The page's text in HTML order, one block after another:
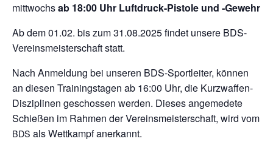
mitt­wochsab 18:00 Uhr Luft­druck-Pis­tole und ‑Gewehr
Ab dem 01.02. bis zum 31.08.2025 fin­det unsere BDS-
Ver­eins­meis­ter­schaft statt.
Nach Anmel­dung bei unse­ren BDS-Sport­lei­ter, kön­nen
an die­sen Trai­nings­ta­gen ab 16:00 Uhr, die Kurz­waf­fen-
Dis­zi­pli­nen geschos­sen wer­den. Die­ses ange­me­dete
Schie­ßen im Rah­men der Ver­eins­meis­ter­schaft, wird vom
BDS als Wett­kampf anerkannt.